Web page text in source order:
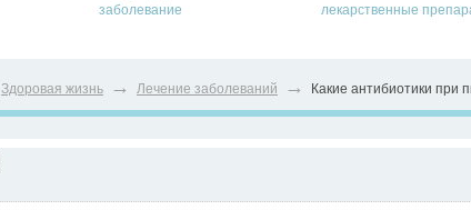
заболевание
лекарственные
Здоровая жизнь → Лечение заболеваний → Какие антибиотики при